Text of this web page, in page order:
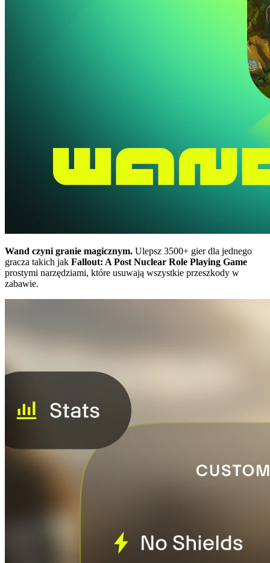
Wand czyni granie magicznym. Ulepsz 3500+ gier dla jednego
gracza takich jak Fallout: A Post Nuclear Role Playing Game
prostymi narzędziami, które usuwają wszystkie przeszkody w
zabawie.